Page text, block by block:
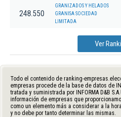
248.550
GRANIZADOS Y HELADOS
GRANISA SOCIEDAD
LIMITADA
Ver
Todo el contenido de ranking-
empresas procede de la base de datos de
tratada y suministrada por INFORMA D&B
información de empresas que
como un elemento más a considerar a la
y no debe por tanto determinar las mismas.